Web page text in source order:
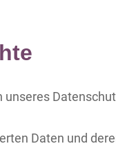
Daten und